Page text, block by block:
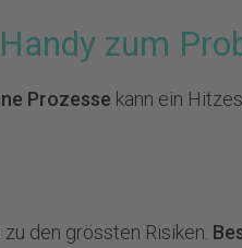
zum
Prozesse kann ein
zu den grössten Risiken.